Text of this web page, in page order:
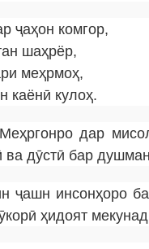
ҷаҳон комгор,
шаҳрёр,
меҳрмоҳ,
каёнӣ кулоҳ.
дар
ва дӯстӣ бар
инсонҳоро ба
ҳидоят